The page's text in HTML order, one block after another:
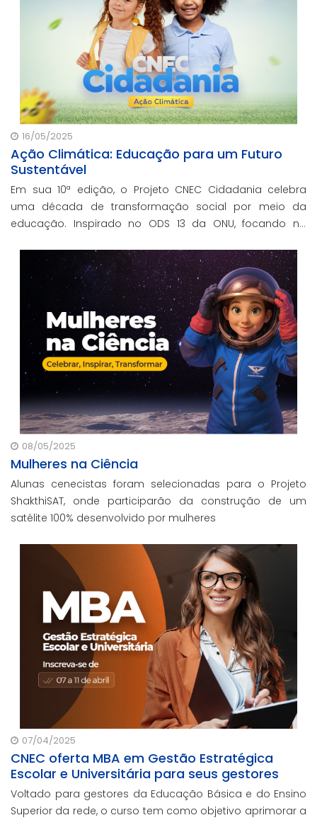
16/05/2025
Ação Climática: Educação para um Futuro
Sustentável
Em sua 10ª edição, o Projeto CNEC Cidadania celebra
uma década de transformação social por meio da
educação. Inspirado no ODS 13 da ONU, focando no
promoção da sustentabilidade.
08/05/2025
Mulheres na Ciência
Alunas cenecistas foram selecionadas para o Projeto
ShakthiSAT, onde participarão da construção de um
satélite 100% desenvolvido por mulheres
07/04/2025
CNEC oferta MBA em Gestão Estratégica
Escolar e Universitária para seus gestores
Voltado para gestores da Educação Básica e do Ensino
Superior da rede, o curso tem como objetivo aprimorar a